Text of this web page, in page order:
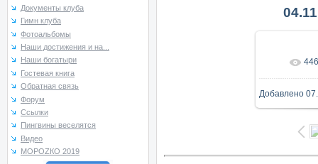
Документы клуба
Гимн клуба
Фотоальбомы
Наши достижения и на...
Наши богатыри
Гостевая книга
Обратная связь
Форум
Ссылки
Пингвины веселятся
Видео
МОРОZКО 2019
В 446
Добавлено